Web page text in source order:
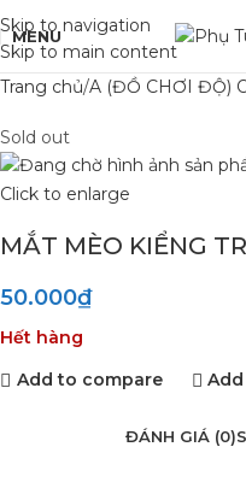
Skip to navigation
Skip to main content
MENU
Trang chủ A (ĐỒ CHƠI ĐỘ)
Sold out
Click to enlarge
MẮT MÈO KIỂNG
50.000₫
Hết hàng
Add to compare
ĐÁNH GIÁ (0)